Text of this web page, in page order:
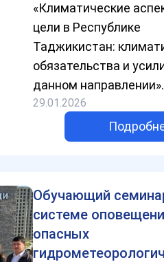
«Климатические
цели в Республике
Таджикистан:
обязательства и
данном направлении».
29.01.2026
Обучающий
системе
опасных